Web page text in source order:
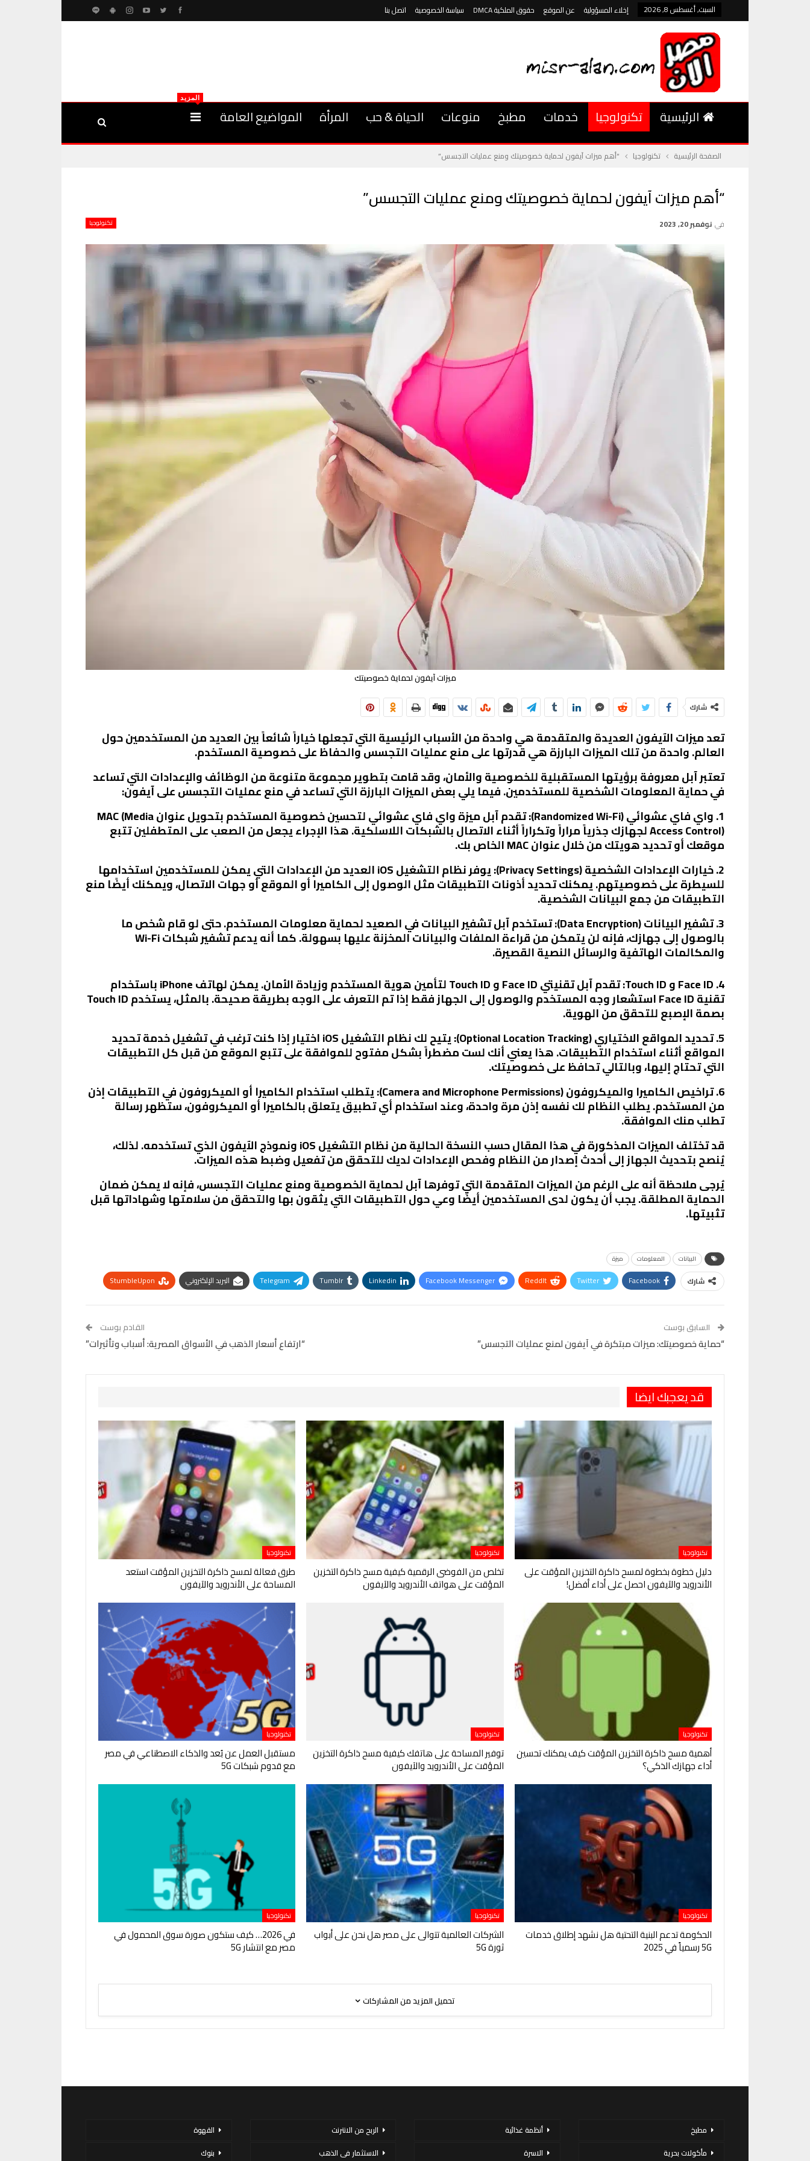
السبت, أغسطس 8, 2026 إخلاء المسؤولية عن الموقع حقوق الملكية DMCA سياسة الخصوصية اتصل بنا
الرئيسية تكنولوجيا خدمات مطبخ منوعات الحياة & حب المرأة المواضيع العامة
المزيد
الصفحة الرئيسية تكنولوجيا “أهم ميزات آيفون لحماية خصوصيتك ومنع عمليات التجسس”
“أهم ميزات آيفون لحماية خصوصيتك ومنع عمليات التجسس”
تكنولوجيا في نوفمبر 20, 2023
ميزات آيفون لحماية خصوصيتك
شارك
تعد ميزات الآيفون العديدة والمتقدمة هي واحدة من الأسباب الرئيسية التي تجعلها خياراً شائعاً بين العديد من المستخدمين حول
العالم. واحدة من تلك الميزات البارزة هي قدرتها على منع عمليات التجسس والحفاظ على خصوصية المستخدم.
تعتبر آبل معروفة برؤيتها المستقبلية للخصوصية والأمان، وقد قامت بتطوير مجموعة متنوعة من الوظائف والإعدادات التي تساعد
في حماية المعلومات الشخصية للمستخدمين. فيما يلي بعض الميزات البارزة التي تساعد في منع عمليات التجسس على آيفون:
1. واي فاي عشوائي (Randomized Wi-Fi): تقدم آبل ميزة واي فاي عشوائي لتحسين خصوصية المستخدم بتحويل عنوان MAC (Media
Access Control) لجهازك جذرياً مراراً وتكراراً أثناء الاتصال بالشبكات اللاسلكية. هذا الإجراء يجعل من الصعب على المتطفلين تتبع
موقعك أو تحديد هويتك من خلال عنوان MAC الخاص بك.
2. خيارات الإعدادات الشخصية (Privacy Settings): يوفر نظام التشغيل iOS العديد من الإعدادات التي يمكن للمستخدمين استخدامها
للسيطرة على خصوصيتهم. يمكنك تحديد أذونات التطبيقات مثل الوصول إلى الكاميرا أو الموقع أو جهات الاتصال، ويمكنك أيضًا منع
التطبيقات من جمع البيانات الشخصية.
3. تشفير البيانات (Data Encryption): تستخدم آبل تشفير البيانات في الصعيد لحماية معلومات المستخدم. حتى لو قام شخص ما
بالوصول إلى جهازك، فإنه لن يتمكن من قراءة الملفات والبيانات المخزنة عليها بسهولة. كما أنه يدعم تشفير شبكات Wi-Fi
والمكالمات الهاتفية والرسائل النصية القصيرة.
4. Face ID و Touch ID: تقدم آبل تقنيتي Face ID و Touch ID لتأمين هوية المستخدم وزيادة الأمان. يمكن لهاتف iPhone باستخدام
تقنية Face ID استشعار وجه المستخدم والوصول إلى الجهاز فقط إذا تم التعرف على الوجه بطريقة صحيحة. بالمثل، يستخدم Touch ID
بصمة الإصبع للتحقق من الهوية.
5. تحديد المواقع الاختياري (Optional Location Tracking): يتيح لك نظام التشغيل iOS اختيار إذا كنت ترغب في تشغيل خدمة تحديد
المواقع أثناء استخدام التطبيقات. هذا يعني أنك لست مضطراً بشكل مفتوح للموافقة على تتبع الموقع من قبل كل التطبيقات
التي تحتاج إليها، وبالتالي تحافظ على خصوصيتك.
6. تراخيص الكاميرا والميكروفون (Camera and Microphone Permissions): يتطلب استخدام الكاميرا أو الميكروفون في التطبيقات إذن
من المستخدم. يطلب النظام لك نفسه إذن مرة واحدة، وعند استخدام أي تطبيق يتعلق بالكاميرا أو الميكروفون، ستظهر رسالة
تطلب منك الموافقة.
قد تختلف الميزات المذكورة في هذا المقال حسب النسخة الحالية من نظام التشغيل iOS ونموذج الآيفون الذي تستخدمه. لذلك،
يُنصح بتحديث الجهاز إلى أحدث إصدار من النظام وفحص الإعدادات لديك للتحقق من تفعيل وضبط هذه الميزات.
يُرجى ملاحظة أنه على الرغم من الميزات المتقدمة التي توفرها آبل لحماية الخصوصية ومنع عمليات التجسس، فإنه لا يمكن ضمان
الحماية المطلقة. يجب أن يكون لدى المستخدمين أيضًا وعي حول التطبيقات التي يثقون بها والتحقق من سلامتها وشهاداتها قبل
تثبيتها.
البيانات المعلومات ميزة
شارك Facebook
Twitter
ReddIt
Facebook Messenger
Linkedin
Tumblr
Telegram البريد الإلكتروني
StumbleUpon
السابق بوست
“حماية خصوصيتك: ميزات مبتكرة في آيفون لمنع عمليات التجسس”
القادم بوست
“ارتفاع أسعار الذهب في الأسواق المصرية: أسباب وتأثيرات”
قد يعجبك ايضا
تكنولوجيا
دليل خطوة بخطوة لمسح ذاكرة التخزين المؤقت على
الأندرويد والآيفون احصل على أداء أفضل!
تكنولوجيا
تخلص من الفوضى الرقمية كيفية مسح ذاكرة التخزين
المؤقت على هواتف الأندرويد والآيفون
تكنولوجيا
طرق فعالة لمسح ذاكرة التخزين المؤقت استعد
المساحة على الأندرويد والآيفون
تكنولوجيا
أهمية مسح ذاكرة التخزين المؤقت كيف يمكنك تحسين
أداء جهازك الذكي؟
تكنولوجيا
توفير المساحة على هاتفك كيفية مسح ذاكرة التخزين
المؤقت على الأندرويد والآيفون
تكنولوجيا
مستقبل العمل عن بُعد والذكاء الاصطناعي في مصر
مع قدوم شبكات 5G
تكنولوجيا
الحكومة تدعم البنية التحتية هل نشهد إطلاق خدمات
5G رسمياً في 2025
تكنولوجيا
الشركات العالمية تتوالى على مصر هل نحن على أبواب
ثورة 5G
تكنولوجيا
في 2026… كيف ستكون صورة سوق المحمول في
مصر مع انتشار 5G
تحميل المزيد من المشاركات
مطبخ
مأكولات بحرية
أنظمة غذائية
الاسرة
الربح من الانترنت
الاستثمار فى الذهب
القهوة
بنوك